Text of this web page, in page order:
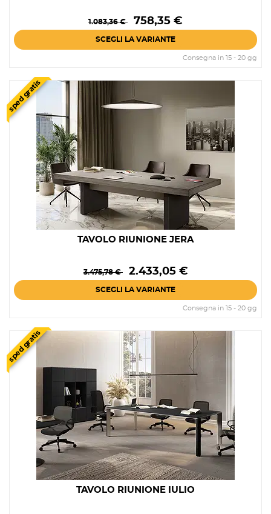
Prezzo
Prezzo
base
1.083,36 € 758,35 €
SCEGLI LA VARIANTE
Consegna in 15 - 20 gg
sped gratis
TAVOLO RIUNIONE JERA
Prezzo
Prezzo
base
3.475,78 € 2.433,05 €
SCEGLI LA VARIANTE
Consegna in 15 - 20 gg
sped gratis
TAVOLO RIUNIONE IULIO